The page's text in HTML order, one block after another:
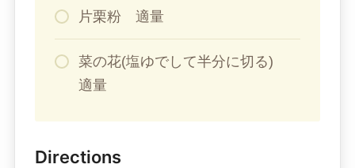
片栗粉 適量
菜の花(塩ゆでして半分に切る)
適量
Directions